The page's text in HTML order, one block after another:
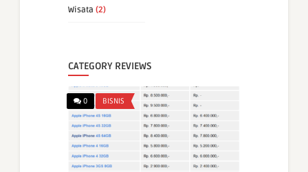
Wisata (2)
CATEGORY REVIEWS
0 BISNIS